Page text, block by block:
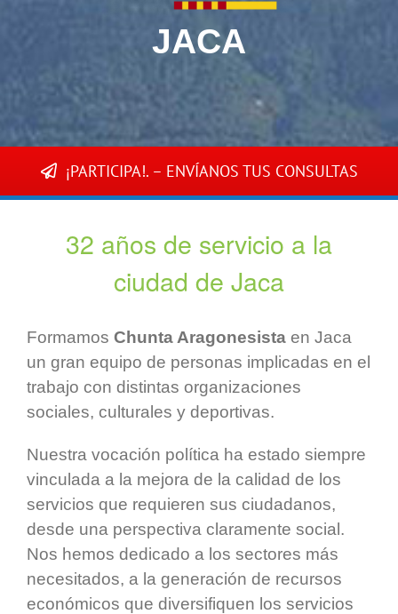
JACA
¡PARTICIPA!. – ENVÍANOS TUS CONSULTAS
32 años de servicio a la
ciudad de Jaca
Formamos Chunta Aragonesista en Jaca
un gran equipo de personas implicadas en el
trabajo con distintas organizaciones
sociales, culturales y deportivas.
Nuestra vocación política ha estado siempre
vinculada a la mejora de la calidad de los
servicios que requieren sus ciudadanos,
desde una perspectiva claramente social.
Nos hemos dedicado a los sectores más
necesitados, a la generación de recursos
económicos que diversifiquen los servicios